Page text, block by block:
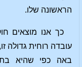
הראשונה שלו.
כך אנו מוצאים
עובדה רוחית גדולה
באה כפי שהיא